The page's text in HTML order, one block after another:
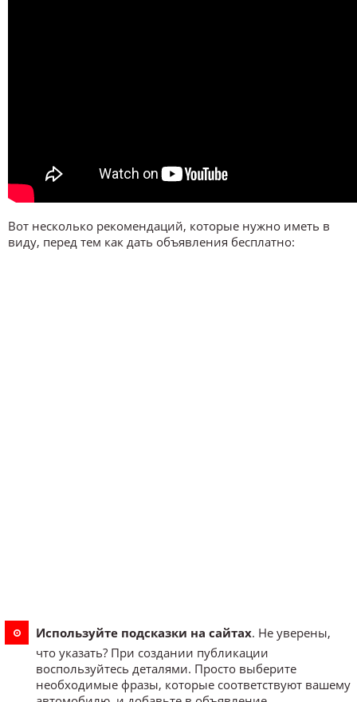
Вот несколько рекомендаций, которые нужно иметь в
виду, перед тем как дать объявления бесплатно:
Используйте подсказки на сайтах. Не уверены,
что указать? При создании публикации
воспользуйтесь деталями. Просто выберите
необходимые фразы, которые соответствуют вашему